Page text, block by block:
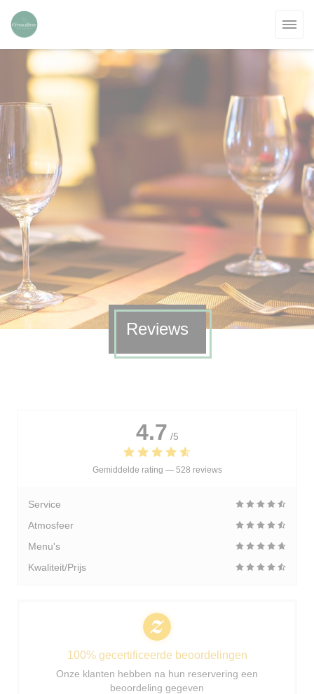
Reviews
4.7 /5
Gemiddelde rating — 528 reviews
Service
Atmosfeer
Menu's
Kwaliteit/Prijs
100% gecertificeerde beoordelingen
Onze klanten hebben na hun reservering een
beoordeling gegeven